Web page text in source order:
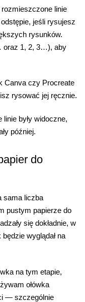
linie
jeśli rysujesz
rysunków.
oraz 1, 2, 3…), aby
Canva czy Procreate
rysować jej ręcznie.
były widoczne,
później.
do
sama liczba
pustym papierze do
się dokładnie, w
wyglądał na
na tym etapie,
ołówka
— szczególnie